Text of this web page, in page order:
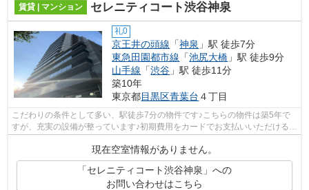
賃貸 | マンション セレニティコート渋谷神泉
礼0
京王井の頭線 「神泉 」駅 徒歩7分
東急田園都市線 「池尻大橋 」駅 徒歩9分
山手線 「渋谷 」駅 徒歩11分
築10年
東京都目黒区青葉台 ４丁目
こだわりの条件として多い、駅徒歩7分の物件です♪こちらの物件は築5年で
すが、充実の設備が整っています♪初期費用をカードでお支払いいただけるの
現在空室情報がありません。
「セレニティコート渋谷神泉」への
お問い合わせはこちら